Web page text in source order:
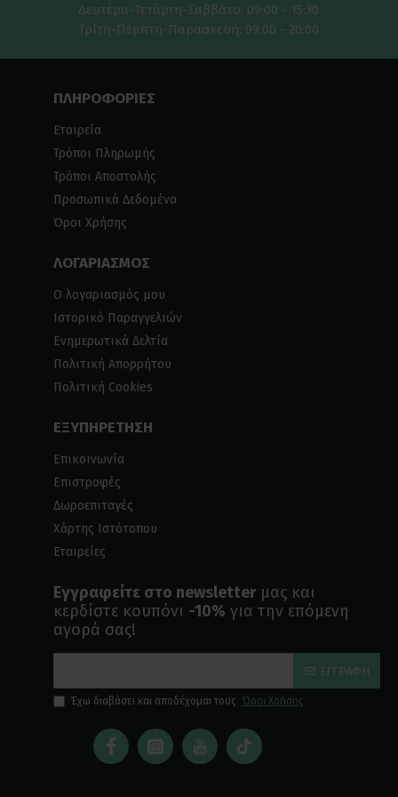
Δευτέρα-Τετάρτη-Σαββάτο: 09:00 - 15:30
Τρίτη-Πέμπτη-Παρασκευή: 09:00 - 20:00
ΠΛΗΡΟΦΟΡΙΕΣ
Εταιρεία
Τρόποι Πληρωμής
Τρόποι Αποστολής
Προσωπικά Δεδομένα
Όροι Χρήσης
ΛΟΓΑΡΙΑΣΜΟΣ
Ο λογαριασμός μου
Ιστορικό Παραγγελιών
Ενημερωτικά Δελτία
Πολιτική Απορρήτου
Πολιτική Cookies
ΕΞΥΠΗΡΕΤΗΣΗ
Επικοινωνία
Επιστροφές
Δωροεπιταγές
Χάρτης Ιστότοπου
Εταιρείες
Εγγραφείτε στο newsletter μας και
κερδίστε κουπόνι -10% για την επόμενη
αγορά σας!
ΕΓΓΡΑΦΉ
Έχω διαβάσει και αποδέχομαι τους Όροι Χρήσης